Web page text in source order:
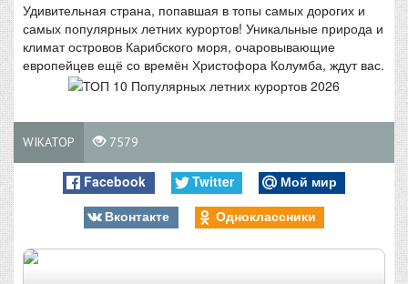
Удивительная страна, попавшая в топы самых дорогих и
самых популярных летних курортов! Уникальные природа и
климат островов Карибского моря, очаровывающие
европейцев ещё со времён Христофора Колумба, ждут вас.
WIKATOP 7579
Facebook Twitter
Мой мир
Вконтакте
Одноклассники